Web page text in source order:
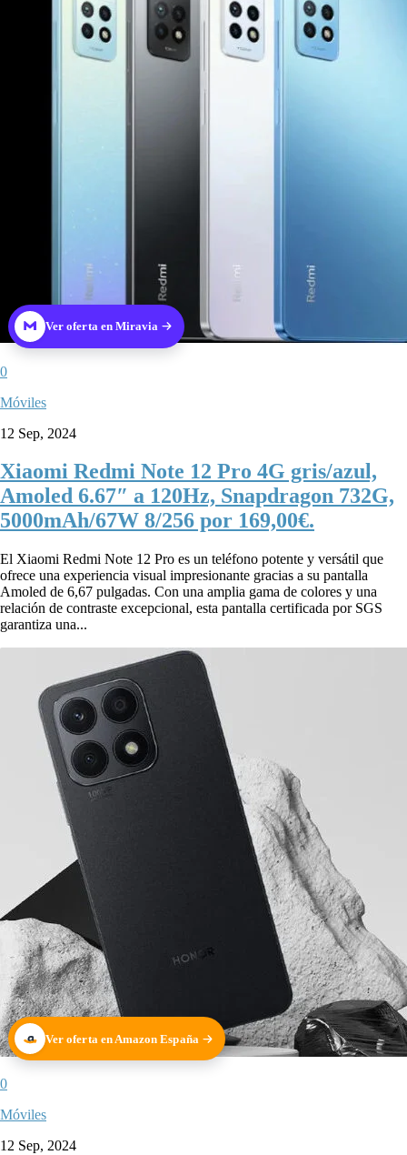
Ver oferta en Miravia
0
Móviles
12 Sep, 2024
Xiaomi Redmi Note 12 Pro 4G gris/azul,
Amoled 6.67″ a 120Hz, Snapdragon 732G,
5000mAh/67W 8/256 por 169,00€.
El Xiaomi Redmi Note 12 Pro es un teléfono potente y versátil que
ofrece una experiencia visual impresionante gracias a su pantalla
Amoled de 6,67 pulgadas. Con una amplia gama de colores y una
relación de contraste excepcional, esta pantalla certificada por SGS
garantiza una...
Ver oferta en Amazon España
0
Móviles
12 Sep, 2024